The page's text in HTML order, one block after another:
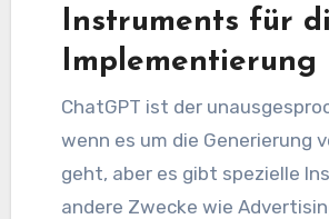
Instruments für
Implementierung
ChatGPT ist der unausgesprochene König,
wenn es um die Generierung
geht, aber es gibt spezielle
andere Zwecke wie